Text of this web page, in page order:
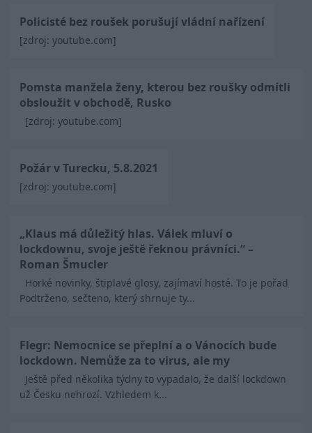
Policisté bez roušek porušují vládní nařízení
[zdroj: youtube.com]
Pomsta manžela ženy, kterou bez roušky odmítli
obsloužit v obchodě, Rusko
[zdroj: youtube.com]
Požár v Turecku, 5.8.2021
[zdroj: youtube.com]
„Klaus má důležitý hlas. Válek mluví o
lockdownu, svoje ještě řeknou právníci.“ –
Roman Šmucler
Horké novinky, štiplavé glosy, zajímaví hosté. To je pořad
Podtrženo, sečteno, který shrnuje ty...
Flegr: Nemocnice se přeplní a o Vánocích bude
lockdown. Nemůže za to virus, ale my
Ještě před několika týdny to vypadalo, že další lockdown
už Česku nehrozí. Vzhledem k...